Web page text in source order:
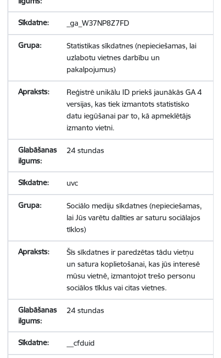
_ga_W37NP8Z7FD
Statistikas sīkdatnes (nepieciešamas, lai
uzlabotu vietnes darbību un
pakalpojumus)
Reģistrē unikālu ID priekš jaunākās GA 4
versijas, kas tiek izmantots statistisko
datu iegūšanai par to, kā apmeklētājs
izmanto vietni.
24 stundas
uvc
Sociālo mediju sīkdatnes (nepieciešamas,
lai Jūs varētu dalīties ar saturu sociālajos
tīklos)
Šīs sīkdatnes ir paredzētas tādu vietņu
un satura koplietošanai, kas jūs interesē
mūsu vietnē, izmantojot trešo personu
sociālos tīklus vai citas vietnes.
24 stundas
__cfduid